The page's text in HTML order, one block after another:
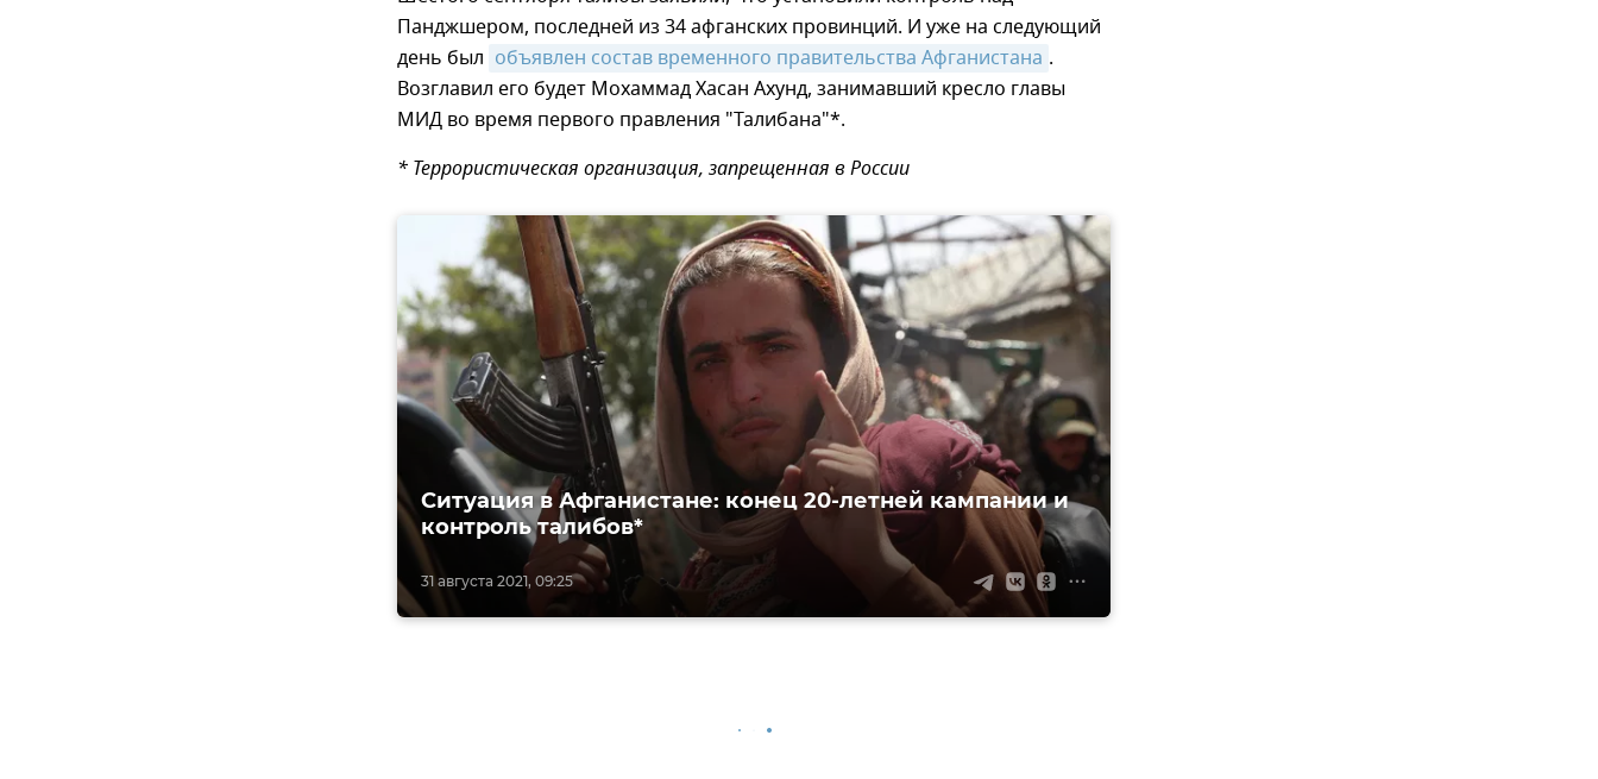
Панджшером, последней из 34 афганских провинций. И уже на следующий
день был объявлен состав временного правительства Афганистана .
Возглавил его будет Мохаммад Хасан Ахунд, занимавший кресло главы
МИД во время первого правления "Талибана"*.
* Террористическая организация, запрещенная в России
31 августа 2021, 09:25
Ситуация в Афганистане: конец 20-летней кампании и
контроль талибов*